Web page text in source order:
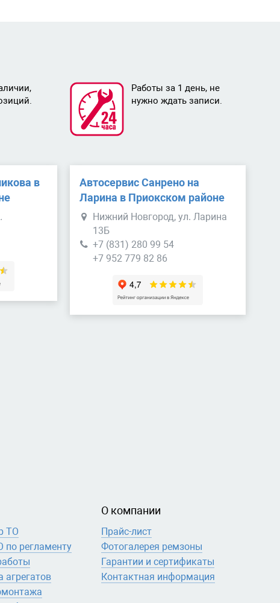
Работы за 1 день, не
нужно ждать записи.
в
Автосервис Санрено на
Ларина в Приокском районе
Нижний Новгород, ул. Ларина
13Б
+7 (831) 280 99 54
+7 952 779 82 86
ТО
по регламенту
агрегатов
О компании
Прайс-лист
Фотогалерея ремзоны
Гарантии и сертификаты
Контактная информация